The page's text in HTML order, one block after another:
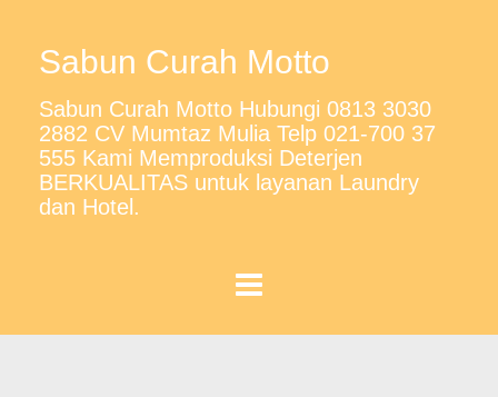
Sabun Curah Motto
Sabun Curah Motto Hubungi 0813 3030
2882 CV Mumtaz Mulia Telp 021-700 37
555 Kami Memproduksi Deterjen
BERKUALITAS untuk layanan Laundry
dan Hotel.